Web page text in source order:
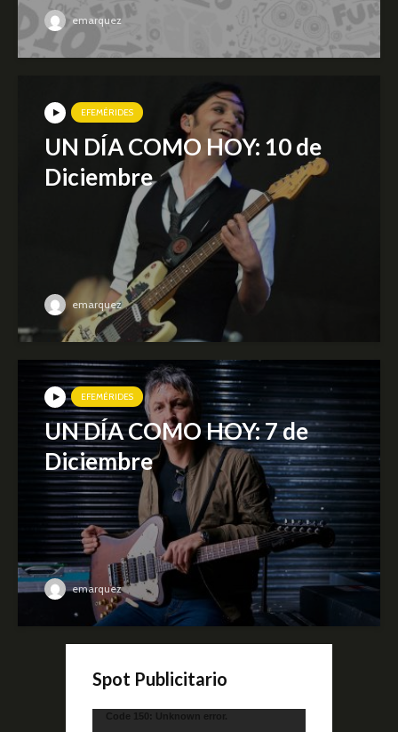
emarquez
EFEMÉRIDES
UN DÍA COMO HOY: 10 de
Diciembre
emarquez
EFEMÉRIDES
UN DÍA COMO HOY: 7 de
Diciembre
emarquez
Spot Publicitario
Reproductor
Code 150: Unknown error.